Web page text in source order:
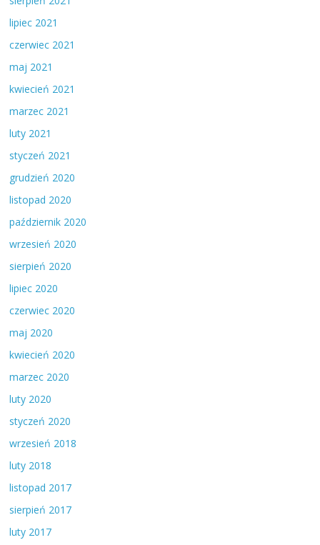
lipiec 2021
czerwiec 2021
maj 2021
kwiecień 2021
marzec 2021
luty 2021
styczeń 2021
grudzień 2020
listopad 2020
październik 2020
wrzesień 2020
sierpień 2020
lipiec 2020
czerwiec 2020
maj 2020
kwiecień 2020
marzec 2020
luty 2020
styczeń 2020
wrzesień 2018
luty 2018
listopad 2017
sierpień 2017
luty 2017